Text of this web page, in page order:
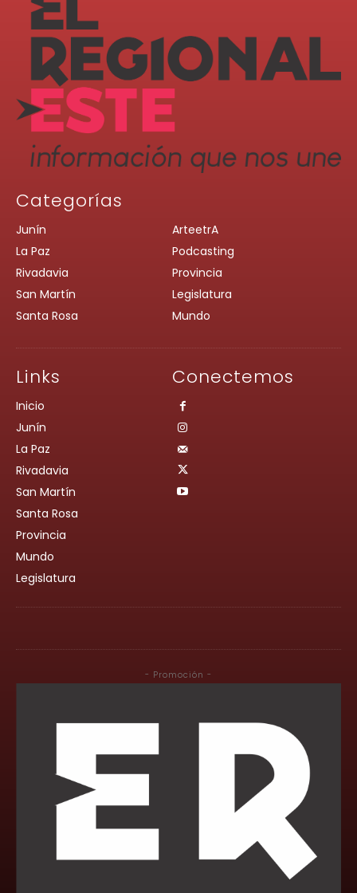
Categorías
Junín
La Paz
Rivadavia
San Martín
Santa Rosa
ArteetrA
Podcasting
Provincia
Legislatura
Mundo
Links
Inicio
Junín
La Paz
Rivadavia
San Martín
Santa Rosa
Provincia
Mundo
Legislatura
Conectemos
- Promoción -